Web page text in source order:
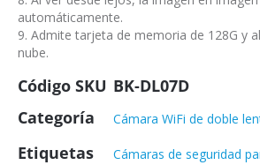
automáticamente.
9. Admite tarjeta de memoria de 128G y
nube.
Código SKU BK-DL07D
Categoría
Cámara WiFi de doble
Etiquetas Cámaras de seguridad